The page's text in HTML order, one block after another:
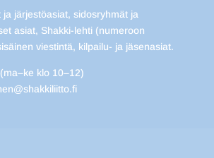
ja järjestöasiat, sidosryhmät ja
asiat, Shakki-lehti (numeroon
viestintä, kilpailu- ja jäsenasiat.
klo 10–12)